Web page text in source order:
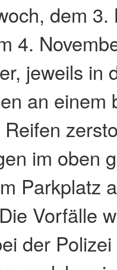
dem 3.
4.
jeweils in
an einem
im oben
Parkplatz
Vorfälle
der